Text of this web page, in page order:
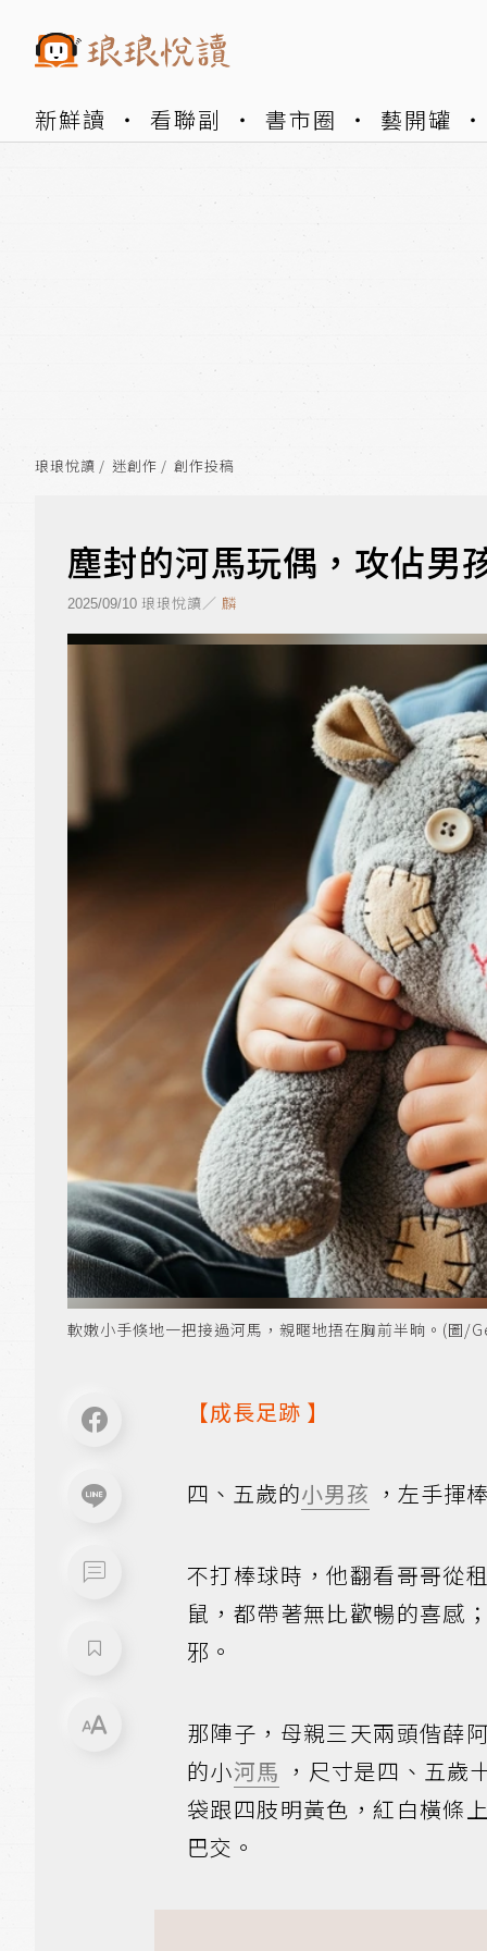
新鮮讀 看聯副 書市圈 藝開罐
琅琅悅讀 迷創作 創作投稿
塵封的河馬玩偶，攻佔男
2025/09/10 琅琅悅讀／ 麟
軟嫩小手倏地一把接過河馬，親暱地捂在胸前半晌。(圖/
【成長足跡 】
四、五歲的小男孩 ，左手揮
不打棒球時，他翻看哥哥從
鼠，都帶著無比歡暢的喜感
邪。
那陣子，母親三天兩頭偕薛
的小河馬 ，尺寸是四、五歲
袋跟四肢明黃色，紅白橫條
巴交。